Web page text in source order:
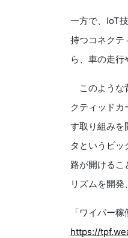
一方で、IoT
持つコネクテ
ら、車の走行
このような
クティッド
す取り組みを
タというビ
路が開けるこ
リズムを開発
「ワイパー
https://